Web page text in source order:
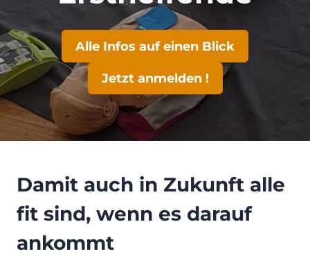
Alle Infos auf einen Blick
Jetzt anmelden !
Damit auch in Zukunft alle
fit sind, wenn es darauf
ankommt